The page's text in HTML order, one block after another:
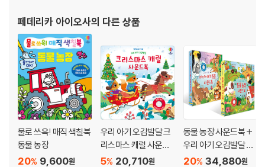
페데리카 아이오사의 다른 상품
물로 쓰윽! 매직 색칠북
동물 농장
9,600원
20%
우리 아기 오감발달 크
리스마스 캐럴 사운드
북
20,710원
5%
동물 농장 사운드북 +
우리 아기 오감발달 엄
마랑 뽀뽀 아기 동물 사
34,880원
20%